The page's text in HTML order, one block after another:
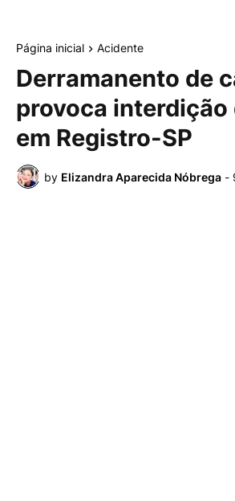
Página inicial Acidente
Derramanento de
provoca interdição
em Registro-SP
by Elizandra Aparecida Nóbrega -